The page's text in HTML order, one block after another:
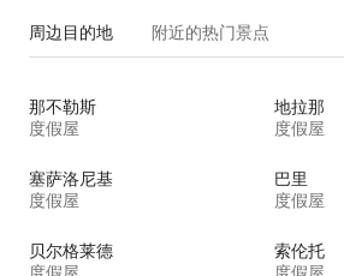
周边目的地 附近的热门景点
那不勒斯
度假屋
地拉那
度假屋
塞萨洛尼基
度假屋
巴里
度假屋
贝尔格莱德
索伦托